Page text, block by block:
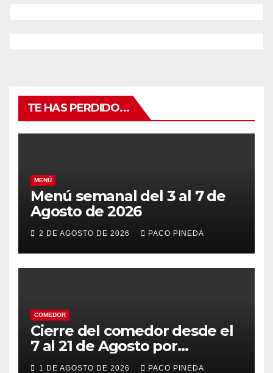
TE HAS PERDIDO...
MENÚ
Menú semanal del 3 al 7 de
Agosto de 2026
2 DE AGOSTO DE 2026 PACO PINEDA
COMEDOR
Cierre del comedor desde el
7 al 21 de Agosto por
vacaciones
1 DE AGOSTO DE 2026 PACO PINEDA